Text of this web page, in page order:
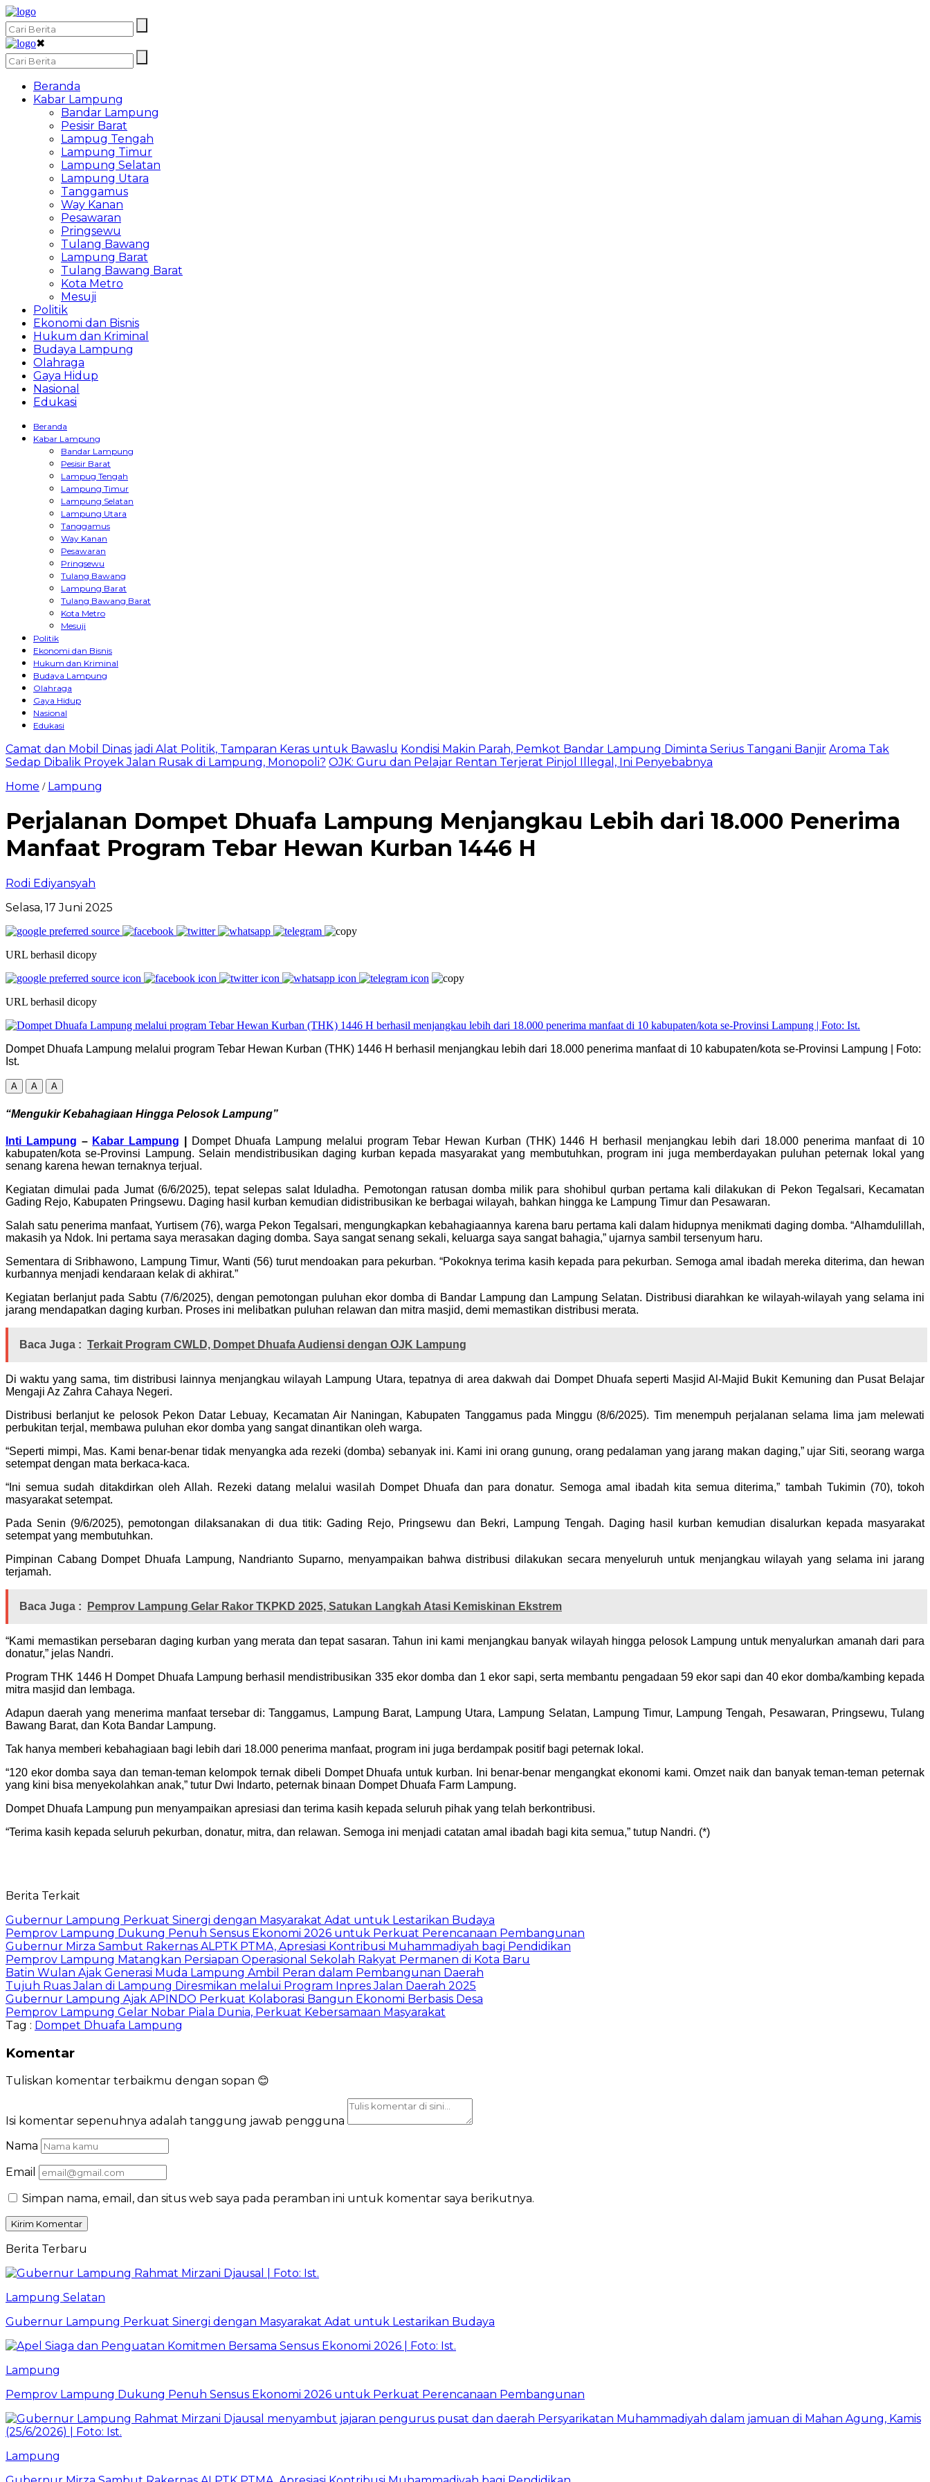
✖
Beranda
Kabar Lampung
Bandar Lampung
Pesisir Barat
Lampug Tengah
Lampung Timur
Lampung Selatan
Lampung Utara
Tanggamus
Way Kanan
Pesawaran
Pringsewu
Tulang Bawang
Lampung Barat
Tulang Bawang Barat
Kota Metro
Mesuji
Politik
Ekonomi dan Bisnis
Hukum dan Kriminal
Budaya Lampung
Olahraga
Gaya Hidup
Nasional
Edukasi
Beranda
Kabar Lampung
Bandar Lampung
Pesisir Barat
Lampug Tengah
Lampung Timur
Lampung Selatan
Lampung Utara
Tanggamus
Way Kanan
Pesawaran
Pringsewu
Tulang Bawang
Lampung Barat
Tulang Bawang Barat
Kota Metro
Mesuji
Politik
Ekonomi dan Bisnis
Hukum dan Kriminal
Budaya Lampung
Olahraga
Gaya Hidup
Nasional
Edukasi
Camat dan Mobil Dinas jadi Alat Politik, Tamparan Keras untuk Bawaslu Kondisi Makin Parah, Pemkot Bandar Lampung Diminta Serius Tangani Banjir Aroma Tak
Sedap Dibalik Proyek Jalan Rusak di Lampung, Monopoli? OJK: Guru dan Pelajar Rentan Terjerat Pinjol Illegal, Ini Penyebabnya
Home / Lampung
Perjalanan Dompet Dhuafa Lampung Menjangkau Lebih dari 18.000 Penerima
Manfaat Program Tebar Hewan Kurban 1446 H
Rodi Ediyansyah
Selasa, 17 Juni 2025
URL berhasil dicopy
URL berhasil dicopy
Dompet Dhuafa Lampung melalui program Tebar Hewan Kurban (THK) 1446 H berhasil menjangkau lebih dari 18.000 penerima manfaat di 10 kabupaten/kota se-Provinsi Lampung | Foto:
Ist.
A A A
“Mengukir Kebahagiaan Hingga Pelosok Lampung”
Inti Lampung – Kabar Lampung
Dompet Dhuafa Lampung melalui program Tebar Hewan Kurban (THK) 1446 H berhasil menjangkau lebih dari 18.000 penerima manfaat di 10
kabupaten/kota se-Provinsi Lampung. Selain mendistribusikan daging kurban kepada masyarakat yang membutuhkan, program ini juga memberdayakan puluhan peternak lokal yang
senang karena hewan ternaknya terjual.
Kegiatan dimulai pada Jumat (6/6/2025), tepat selepas salat Iduladha. Pemotongan ratusan domba milik para shohibul qurban pertama kali dilakukan di Pekon Tegalsari, Kecamatan
Gading Rejo, Kabupaten Pringsewu. Daging hasil kurban kemudian didistribusikan ke berbagai wilayah, bahkan hingga ke Lampung Timur dan Pesawaran.
Salah satu penerima manfaat, Yurtisem (76), warga Pekon Tegalsari, mengungkapkan kebahagiaannya karena baru pertama kali dalam hidupnya menikmati daging domba. “Alhamdulillah,
makasih ya Ndok. Ini pertama saya merasakan daging domba. Saya sangat senang sekali, keluarga saya sangat bahagia,” ujarnya sambil tersenyum haru.
Sementara di Sribhawono, Lampung Timur, Wanti (56) turut mendoakan para pekurban. “Pokoknya terima kasih kepada para pekurban. Semoga amal ibadah mereka diterima, dan hewan
kurbannya menjadi kendaraan kelak di akhirat.”
Kegiatan berlanjut pada Sabtu (7/6/2025), dengan pemotongan puluhan ekor domba di Bandar Lampung dan Lampung Selatan. Distribusi diarahkan ke wilayah-wilayah yang selama ini
jarang mendapatkan daging kurban. Proses ini melibatkan puluhan relawan dan mitra masjid, demi memastikan distribusi merata.
Baca Juga : Terkait Program CWLD, Dompet Dhuafa Audiensi dengan OJK Lampung
Di waktu yang sama, tim distribusi lainnya menjangkau wilayah Lampung Utara, tepatnya di area dakwah dai Dompet Dhuafa seperti Masjid Al-Majid Bukit Kemuning dan Pusat Belajar
Mengaji Az Zahra Cahaya Negeri.
Distribusi berlanjut ke pelosok Pekon Datar Lebuay, Kecamatan Air Naningan, Kabupaten Tanggamus pada Minggu (8/6/2025). Tim menempuh perjalanan selama lima jam melewati
perbukitan terjal, membawa puluhan ekor domba yang sangat dinantikan oleh warga.
“Seperti mimpi, Mas. Kami benar-benar tidak menyangka ada rezeki (domba) sebanyak ini. Kami ini orang gunung, orang pedalaman yang jarang makan daging,” ujar Siti, seorang warga
setempat dengan mata berkaca-kaca.
“Ini semua sudah ditakdirkan oleh Allah. Rezeki datang melalui wasilah Dompet Dhuafa dan para donatur. Semoga amal ibadah kita semua diterima,” tambah Tukimin (70), tokoh
masyarakat setempat.
Pada Senin (9/6/2025), pemotongan dilaksanakan di dua titik: Gading Rejo, Pringsewu dan Bekri, Lampung Tengah. Daging hasil kurban kemudian disalurkan kepada masyarakat
setempat yang membutuhkan.
Pimpinan Cabang Dompet Dhuafa Lampung, Nandrianto Suparno, menyampaikan bahwa distribusi dilakukan secara menyeluruh untuk menjangkau wilayah yang selama ini jarang
terjamah.
Baca Juga : Pemprov Lampung Gelar Rakor TKPKD 2025, Satukan Langkah Atasi Kemiskinan Ekstrem
“Kami memastikan persebaran daging kurban yang merata dan tepat sasaran. Tahun ini kami menjangkau banyak wilayah hingga pelosok Lampung untuk menyalurkan amanah dari para
donatur,” jelas Nandri.
Program THK 1446 H Dompet Dhuafa Lampung berhasil mendistribusikan 335 ekor domba dan 1 ekor sapi, serta membantu pengadaan 59 ekor sapi dan 40 ekor domba/kambing kepada
mitra masjid dan lembaga.
Adapun daerah yang menerima manfaat tersebar di: Tanggamus, Lampung Barat, Lampung Utara, Lampung Selatan, Lampung Timur, Lampung Tengah, Pesawaran, Pringsewu, Tulang
Bawang Barat, dan Kota Bandar Lampung.
Tak hanya memberi kebahagiaan bagi lebih dari 18.000 penerima manfaat, program ini juga berdampak positif bagi peternak lokal.
“120 ekor domba saya dan teman-teman kelompok ternak dibeli Dompet Dhuafa untuk kurban. Ini benar-benar mengangkat ekonomi kami. Omzet naik dan banyak teman-teman peternak
yang kini bisa menyekolahkan anak,” tutur Dwi Indarto, peternak binaan Dompet Dhuafa Farm Lampung.
Dompet Dhuafa Lampung pun menyampaikan apresiasi dan terima kasih kepada seluruh pihak yang telah berkontribusi.
“Terima kasih kepada seluruh pekurban, donatur, mitra, dan relawan. Semoga ini menjadi catatan amal ibadah bagi kita semua,” tutup Nandri. (*)
Berita Terkait
Gubernur Lampung Perkuat Sinergi dengan Masyarakat Adat untuk Lestarikan Budaya
Pemprov Lampung Dukung Penuh Sensus Ekonomi 2026 untuk Perkuat Perencanaan Pembangunan
Gubernur Mirza Sambut Rakernas ALPTK PTMA, Apresiasi Kontribusi Muhammadiyah bagi Pendidikan
Pemprov Lampung Matangkan Persiapan Operasional Sekolah Rakyat Permanen di Kota Baru
Batin Wulan Ajak Generasi Muda Lampung Ambil Peran dalam Pembangunan Daerah
Tujuh Ruas Jalan di Lampung Diresmikan melalui Program Inpres Jalan Daerah 2025
Gubernur Lampung Ajak APINDO Perkuat Kolaborasi Bangun Ekonomi Berbasis Desa
Pemprov Lampung Gelar Nobar Piala Dunia, Perkuat Kebersamaan Masyarakat
Tag : Dompet Dhuafa Lampung
Komentar
Tuliskan komentar terbaikmu dengan sopan 😊
Isi komentar sepenuhnya adalah tanggung jawab pengguna
Nama
Email
Simpan nama, email, dan situs web saya pada peramban ini untuk komentar saya berikutnya.
Berita Terbaru
Lampung Selatan
Gubernur Lampung Perkuat Sinergi dengan Masyarakat Adat untuk Lestarikan Budaya
Lampung
Pemprov Lampung Dukung Penuh Sensus Ekonomi 2026 untuk Perkuat Perencanaan Pembangunan
Lampung